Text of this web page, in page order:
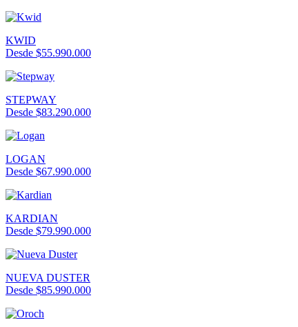
KWID
Desde $55.990.000
STEPWAY
Desde $83.290.000
LOGAN
Desde $67.990.000
KARDIAN
Desde $79.990.000
NUEVA DUSTER
Desde $85.990.000